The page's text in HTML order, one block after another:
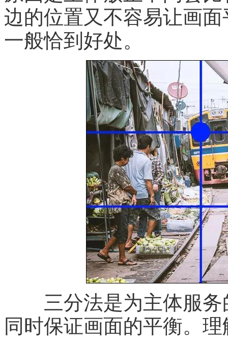
边的位置又不容易让画
一般恰到好处。
三分法是为主体服务
同时保证画面的平衡。